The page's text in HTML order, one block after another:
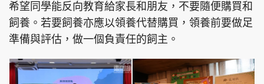
希望同學能反向教育給家長和朋友，不要隨便購買和
飼養。若要飼養亦應以領養代替購買，領養前要做足
準備與評估，做一個負責任的飼主。